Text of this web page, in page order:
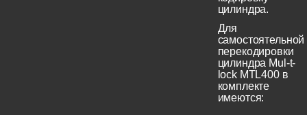
цилиндра.
Для
самостоятельной
перекодировки
цилиндра Mul-t-
lock MTL400 в
комплекте
имеются: